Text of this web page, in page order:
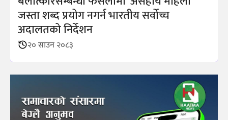
जस्ता शब्द प्रयोग नगर्न भारतीय सर्वोच्च
अदालतको निर्देशन
२० साउन २०८३